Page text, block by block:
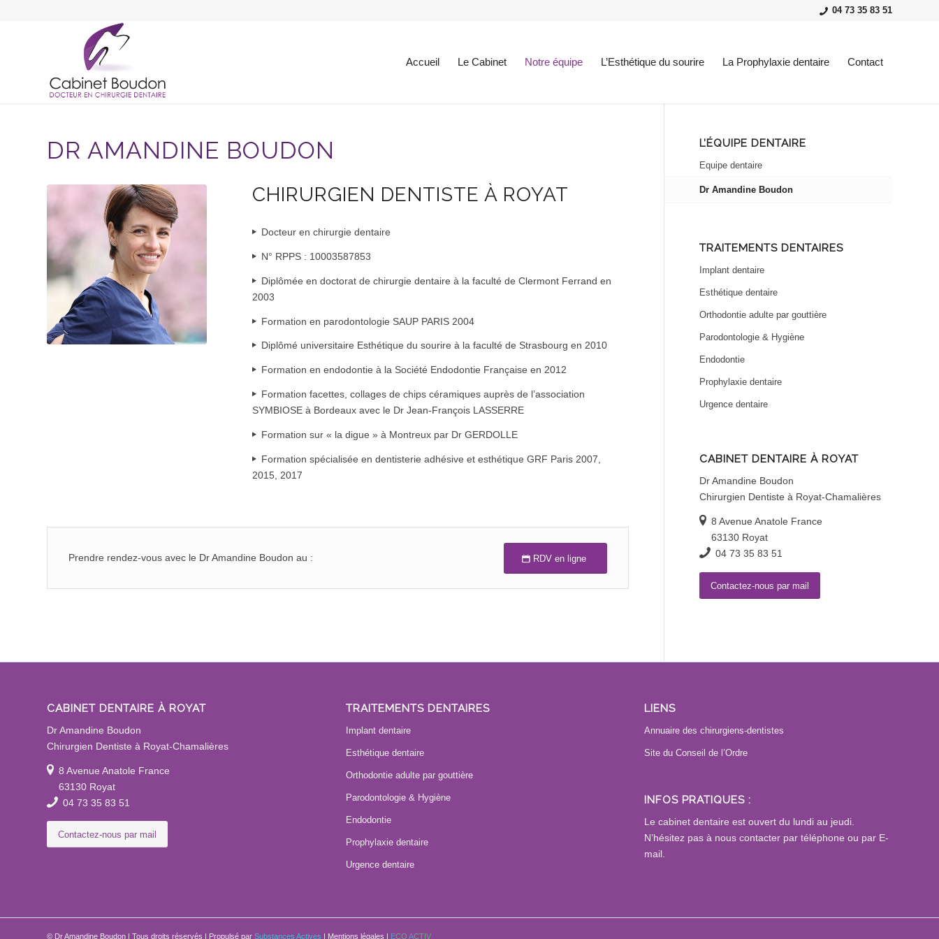
04 73 35 83 51
Accueil Le Cabinet Notre équipe L’Esthétique du sourire La Prophylaxie dentaire Contact
DR AMANDINE BOUDON
Dr Amandine
Boudon, Dentiste
Royat
CHIRURGIEN DENTISTE À ROYAT
Docteur en chirurgie dentaire
N° RPPS : 10003587853
Diplômée en doctorat de chirurgie dentaire à la faculté de Clermont Ferrand en
2003
Formation en parodontologie SAUP PARIS 2004
Diplômé universitaire Esthétique du sourire à la faculté de Strasbourg en 2010
Formation en endodontie à la Société Endodontie Française en 2012
Formation facettes, collages de chips céramiques auprès de l’association
SYMBIOSE à Bordeaux avec le Dr Jean-François LASSERRE
Formation sur « la digue » à Montreux par Dr GERDOLLE
Formation spécialisée en dentisterie adhésive et esthétique GRF Paris 2007,
2015, 2017
Prendre rendez-vous avec le Dr Amandine Boudon au : RDV en ligne
L’ÉQUIPE DENTAIRE
Equipe dentaire
Dr Amandine Boudon
TRAITEMENTS DENTAIRES
Implant dentaire
Esthétique dentaire
Orthodontie adulte par gouttière
Parodontologie & Hygiène
Endodontie
Prophylaxie dentaire
Urgence dentaire
CABINET DENTAIRE À ROYAT
Dr Amandine Boudon
Chirurgien Dentiste à Royat-Chamalières
8 Avenue Anatole France
63130 Royat
04 73 35 83 51
Contactez-nous par mail
CABINET DENTAIRE À ROYAT
Dr Amandine Boudon
Chirurgien Dentiste à Royat-Chamalières
8 Avenue Anatole France
63130 Royat
04 73 35 83 51
Contactez-nous par mail
TRAITEMENTS DENTAIRES
Implant dentaire
Esthétique dentaire
Orthodontie adulte par gouttière
Parodontologie & Hygiène
Endodontie
Prophylaxie dentaire
Urgence dentaire
LIENS
Annuaire des chirurgiens-dentistes
Site du Conseil de l’Ordre
INFOS PRATIQUES :
Le cabinet dentaire est ouvert du lundi au jeudi.
N’hésitez pas à nous contacter par téléphone ou par E-
mail.
© Dr Amandine Boudon | Tous droits réservés | Propulsé par Substances Actives | Mentions légales | ECO ACTIV